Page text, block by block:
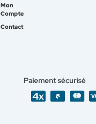
Mon
Compte
Contact
Paiement sécurisé